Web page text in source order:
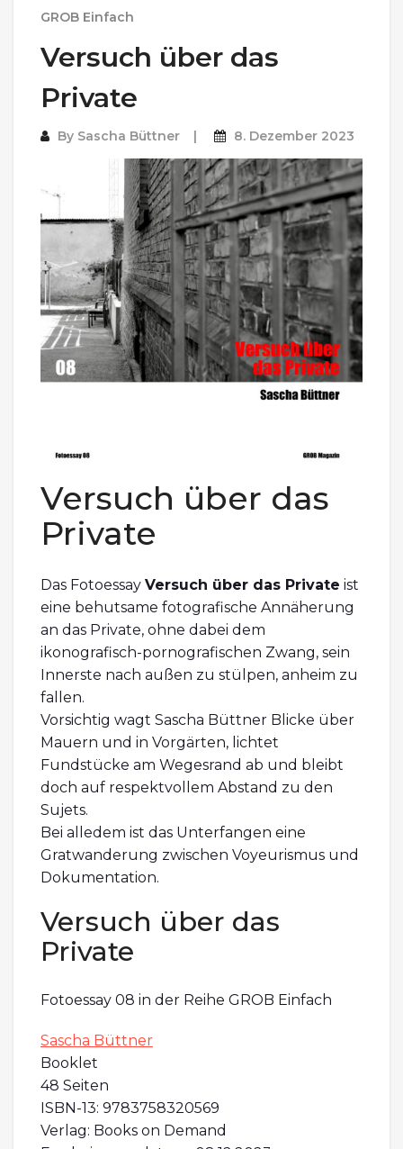
GROB Einfach
Versuch über das
Private
By Sascha Büttner 8. Dezember 2023
Versuch über das
Private
Das Fotoessay Versuch über das Private ist
eine behutsame fotografische Annäherung
an das Private, ohne dabei dem
ikonografisch-pornografischen Zwang, sein
Innerste nach außen zu stülpen, anheim zu
fallen.
Vorsichtig wagt Sascha Büttner Blicke über
Mauern und in Vorgärten, lichtet
Fundstücke am Wegesrand ab und bleibt
doch auf respektvollem Abstand zu den
Sujets.
Bei alledem ist das Unterfangen eine
Gratwanderung zwischen Voyeurismus und
Dokumentation.
Versuch über das
Private
Fotoessay 08 in der Reihe GROB Einfach
Sascha Büttner
Booklet
48 Seiten
ISBN-13: 9783758320569
Verlag: Books on Demand